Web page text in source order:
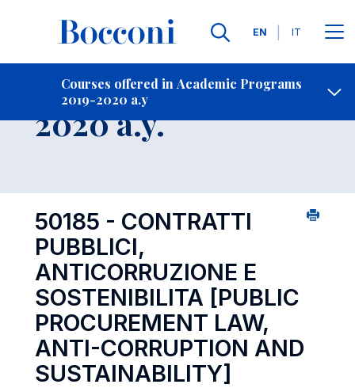
Languages
EN IT
Courses offered in Academic Programs
2019-2020 a.y
Contact Us
Course 2019-
2020 a.y.
50185 - CONTRATTI
PUBBLICI,
ANTICORRUZIONE E
SOSTENIBILITA [PUBLIC
PROCUREMENT LAW,
ANTI-CORRUPTION AND
SUSTAINABILITY]